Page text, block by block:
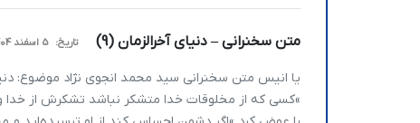
متن سخنرانی – دنیای آخرالزمان (9) تاریخ: 5 اسفند 1404
»کسی که از مخلوقات خدا متشکر نباشد تشکرش از خدا